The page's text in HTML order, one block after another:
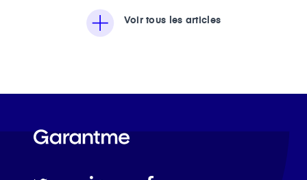
Voir tous les articles